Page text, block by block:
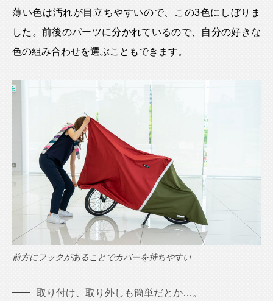
薄い色は汚れが目立ちやすいので、この3色にしぼりま
した。前後のパーツに分かれているので、自分の好きな
色の組み合わせを選ぶこともできます。
前方にフックがあることでカバーを持ちやすい
取り付け、取り外しも簡単だとか…。